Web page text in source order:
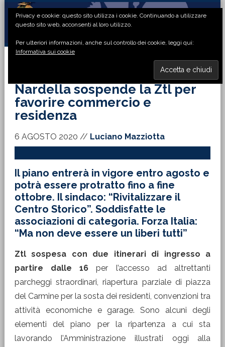
Passa
primaria
Passa
principale
Passa
laterale
Passa
di
Nardella sospende la Ztl per
favorire commercio e
residenza
6 AGOSTO 2020 // Luciano Mazziotta
Il piano entrerà in vigore entro agosto e
potrà essere protratto fino a fine
ottobre. Il sindaco: “Rivitalizzare il
Centro Storico”. Soddisfatte le
associazioni di categoria. Forza Italia:
“Ma non deve essere un liberi tutti”
Ztl sospesa con due itinerari di ingresso a
partire dalle 16 per l’accesso ad altrettanti
parcheggi straordinari, riapertura parziale di piazza
del Carmine per la sosta dei residenti, convenzioni tra
attività economiche e garage. Sono alcuni degli
elementi del piano per la ripartenza a cui sta
lavorando l’Amministrazione illustrati oggi alla
Privacy e cookie: questo sito utilizza i cookie. Continuando a utilizzare
questo sito web, acconsenti al loro utilizzo.
Per ulteriori informazioni, anche sul controllo dei cookie, leggi qui:
Informativa sui cookie